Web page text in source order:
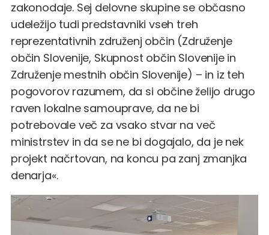
zakonodaje. Sej delovne skupine se občasno
udeležijo tudi predstavniki vseh treh
reprezentativnih združenj občin (Združenje
občin Slovenije, Skupnost občin Slovenije in
Združenje mestnih občin Slovenije) – in iz teh
pogovorov razumem, da si občine želijo drugo
raven lokalne samouprave, da ne bi
potrebovale več za vsako stvar na več
ministrstev in da se ne bi dogajalo, da je nek
projekt načrtovan, na koncu pa zanj zmanjka
denarja«.